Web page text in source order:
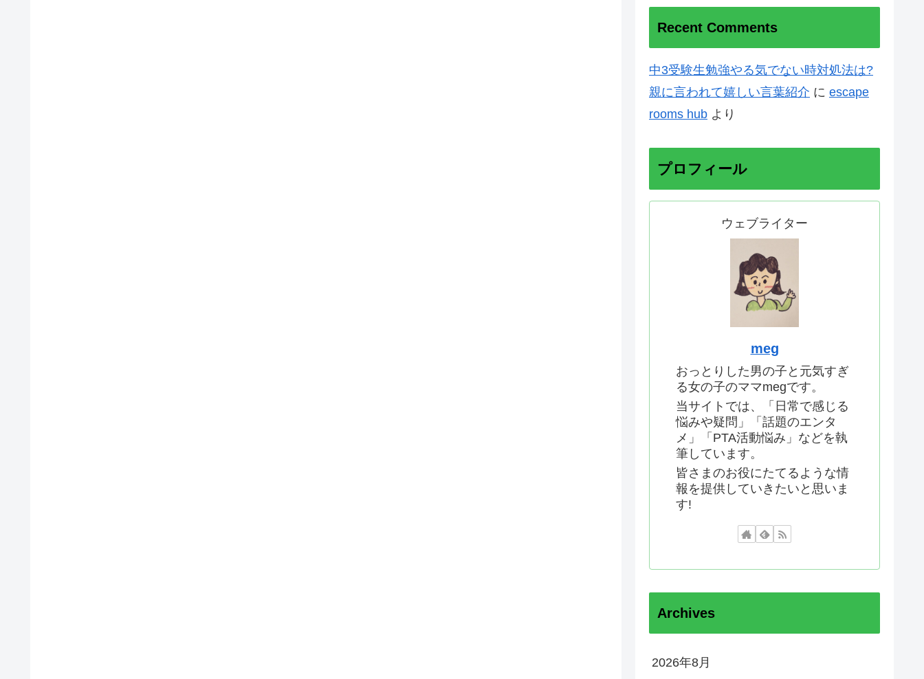
Recent Comments
中3受験生勉強やる気でない時対処法は?
親に言われて嬉しい言葉紹介 に escape
rooms hub より
プロフィール
ウェブライター
meg
おっとりした男の子と元気すぎ
る女の子のママmegです。
当サイトでは、「日常で感じる
悩みや疑問」「話題のエンタ
メ」「PTA活動悩み」などを執
筆しています。
皆さまのお役にたてるような情
報を提供していきたいと思いま
す!
Archives
2026年8月